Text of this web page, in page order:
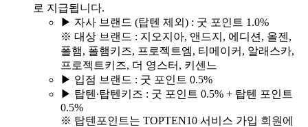
로 지급됩니다.
▶ 자사 브랜드 (탑텐 제외) : 굿 포인트 1.0%
※ 대상 브랜드 : 지오지아, 앤드지, 에디션, 올젠,
폴햄, 폴햄키즈, 프로젝트엠, 티메이커, 알래스카,
프로젝트키즈, 더 영스터, 키센느
▶ 입점 브랜드 : 굿 포인트 0.5%
▶ 탑텐∙탑텐키즈 : 굿 포인트 0.5% + 탑텐 포인트
0.5%
※ 탑텐포인트는 TOPTEN10 서비스 가입 회원에